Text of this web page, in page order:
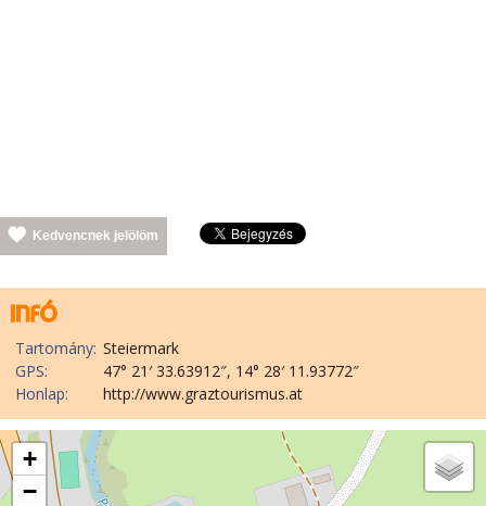
Kedvencnek jelölöm
Tartomány: Steiermark
GPS:
47° 21′ 33.63912″, 14° 28′ 11.93772″
Honlap:
http://www.graztourismus.at
+
−